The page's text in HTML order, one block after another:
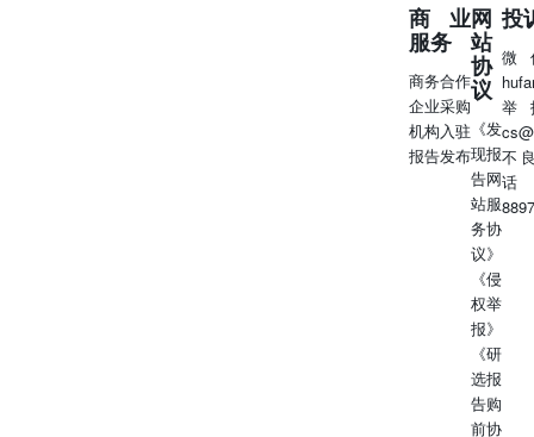
商业
服务
商务合作
企业采购
机构入驻
报告发布
网
站
协
议
《发
现报
告网
站服
务协
议》
《侵
权举
报》
《研
选报
告购
前协
投
微
举
不